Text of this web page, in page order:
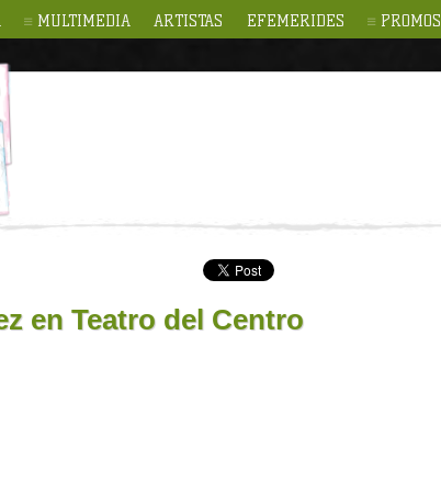
MULTIMEDIA ARTISTAS EFEMERIDES PROMOS
en Teatro del Centro